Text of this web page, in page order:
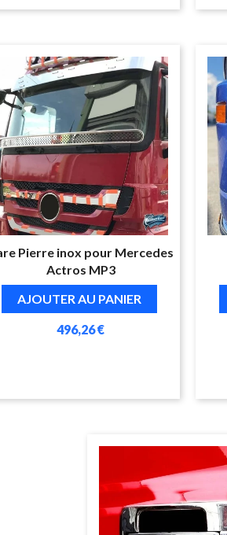
Pierre inox pour Mercedes
Actros MP3
AJOUTER AU PANIER
496,26 €